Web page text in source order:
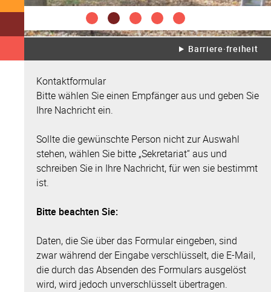
Barriere·freiheit
Kontaktformular
Bitte wählen Sie einen Empfänger aus und geben Sie
Ihre Nachricht ein.
Sollte die gewünschte Person nicht zur Auswahl
stehen, wählen Sie bitte „Sekretariat“ aus und
schreiben Sie in Ihre Nachricht, für wen sie bestimmt
ist.
Bitte beachten Sie:
Daten, die Sie über das Formular eingeben, sind
zwar während der Eingabe verschlüsselt, die E-Mail,
die durch das Absenden des Formulars ausgelöst
wird, wird jedoch unverschlüsselt übertragen.